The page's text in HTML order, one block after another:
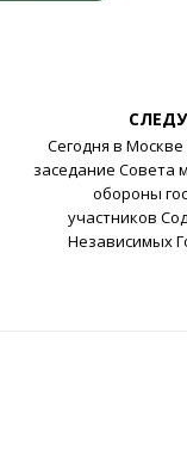
Сегодня в Москве
заседание Совета
обороны
участников
Независимых